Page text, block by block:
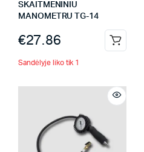
SKAITMENINIU
MANOMETRU TG-14
€27.86
Sandėlyje liko tik 1